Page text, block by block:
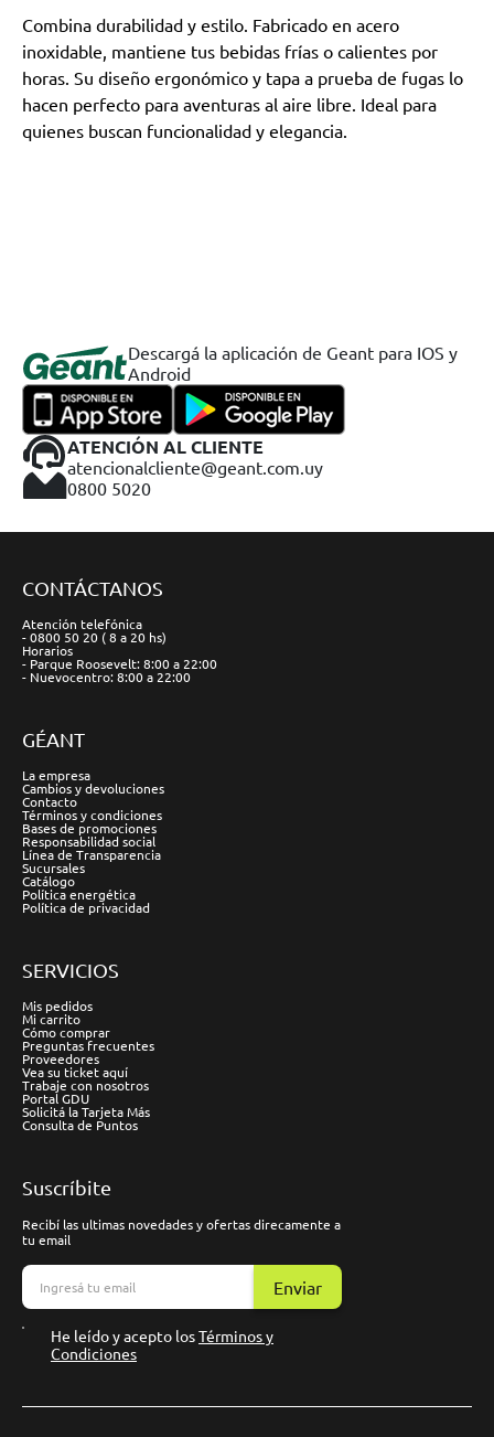
Combina durabilidad y estilo. Fabricado en acero
inoxidable, mantiene tus bebidas frías o calientes por
horas. Su diseño ergonómico y tapa a prueba de fugas lo
hacen perfecto para aventuras al aire libre. Ideal para
quienes buscan funcionalidad y elegancia.
Descargá la aplicación de Geant para IOS y
Android
ATENCIÓN AL CLIENTE
atencionalcliente@geant.com.uy
0800 5020
CONTÁCTANOS
Atención telefónica
- 0800 50 20 ( 8 a 20 hs)
Horarios
- Parque Roosevelt: 8:00 a 22:00
- Nuevocentro: 8:00 a 22:00
GÉANT
La empresa
Cambios y devoluciones
Contacto
Términos y condiciones
Bases de promociones
Responsabilidad social
Línea de Transparencia
Sucursales
Catálogo
Política energética
Política de privacidad
SERVICIOS
Mis pedidos
Mi carrito
Cómo comprar
Preguntas frecuentes
Proveedores
Vea su ticket aquí
Trabaje con nosotros
Portal GDU
Solicitá la Tarjeta Más
Consulta de Puntos
Suscríbite
Recibí las ultimas novedades y ofertas direcamente a
tu email
Enviar
He leído y acepto losTérminos y
Condiciones